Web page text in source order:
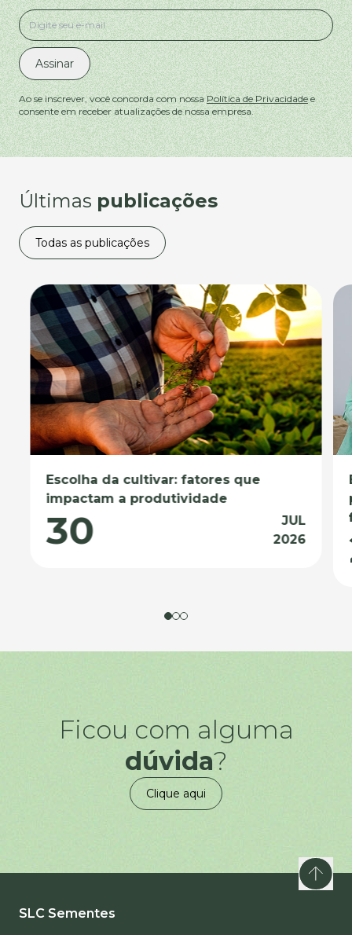
Assinar
Ao se inscrever, você concorda com nossaPolítica de Privacidadee
consente em receber atualizações de nossa empresa.
Últimas publicações
Todas as publicações
Escolha da cultivar: fatores que
impactam a produtividade
30
JUL
2026
Ficou com alguma
dúvida?
Clique aqui
SLC Sementes